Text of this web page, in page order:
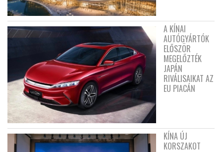
A KÍNAI
AUTÓGYÁRTÓK
ELŐSZÖR
MEGELŐZTÉK
JAPÁN
RIVÁLISAIKAT AZ
EU PIACÁN
KÍNA ÚJ
KORSZAKOT